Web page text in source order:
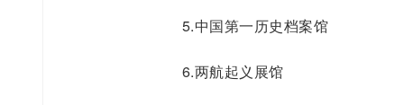
5.中国第一历史档案馆
6.两航起义展馆